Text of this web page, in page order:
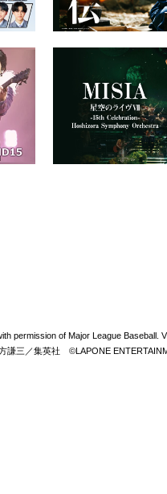
of Major League Baseball.
謙三／集英社 ©LAPONE